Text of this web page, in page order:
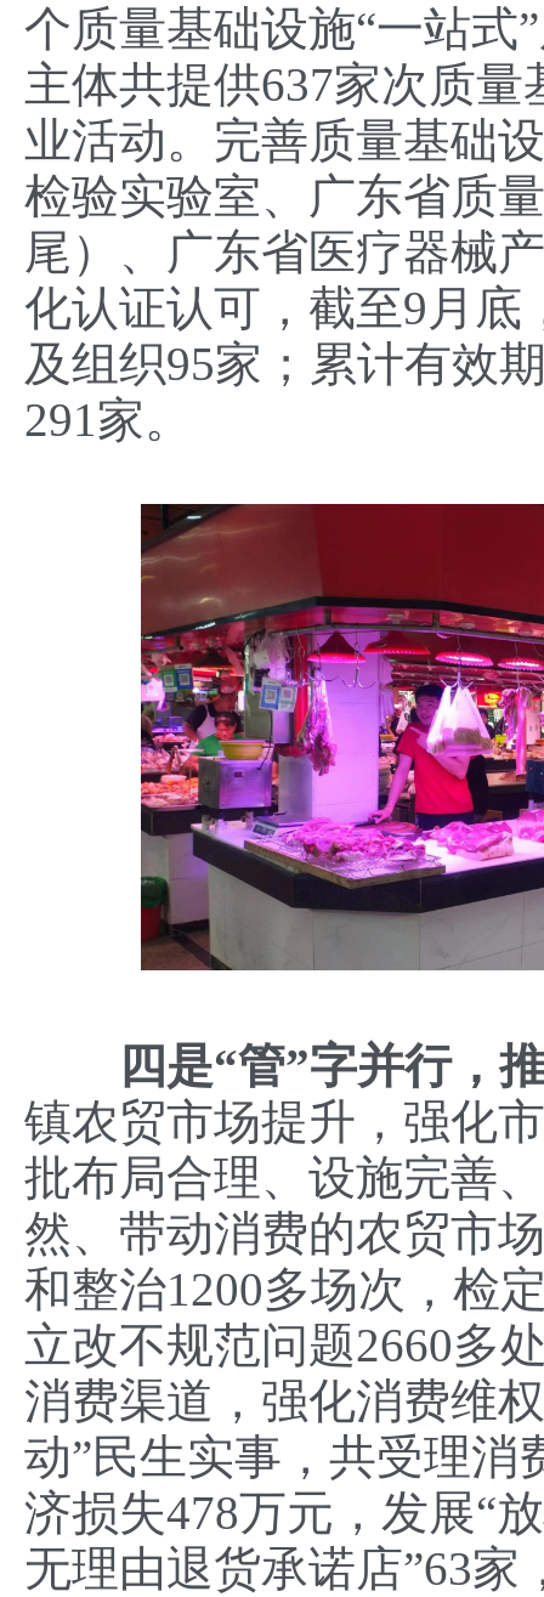
个质量基础设施“一站式
主体共提供637家次质
业活动。完善质量基础
检验实验室、广东省质
尾）、广东省医疗器械
化认证认可，截至9月底
及组织95家；累计有效
291家。
四是“管”字并行，
镇农贸市场提升，强化
批布局合理、设施完善
然、带动消费的农贸市
和整治1200多场次，检
立改不规范问题2660多
消费渠道，强化消费维
动”民生实事，共受理消
济损失478万元，发展“
无理由退货承诺店”63家